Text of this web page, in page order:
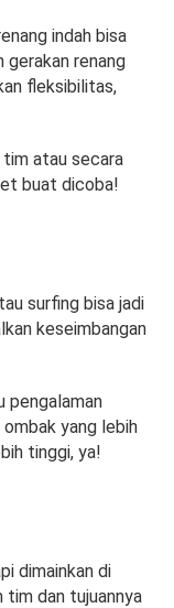
indah bisa
gerakan renang
fleksibilitas,
tim atau secara
buat dicoba!
surfing bisa jadi
keseimbangan
pengalaman
yang lebih
tinggi, ya!
dimainkan di
tim dan tujuannya